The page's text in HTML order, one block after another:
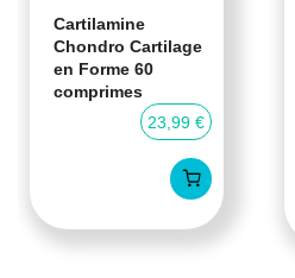
Cartilamine
Chondro Cartilage
en Forme 60
comprimes
23,99 €